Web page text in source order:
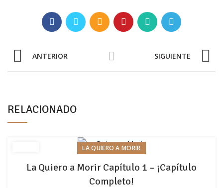
ANTERIOR SIGUIENTE
RELACIONADO
LA QUIERO A MORIR
La Quiero a Morir Capítulo 1 – ¡Capítulo
Completo!